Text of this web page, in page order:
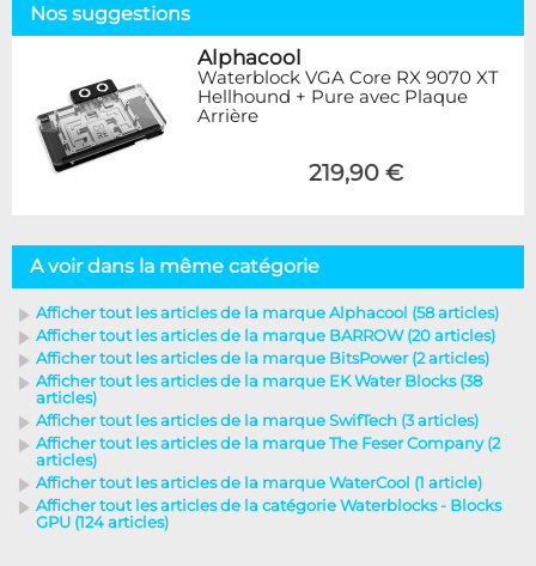
Nos suggestions
Alphacool
Waterblock VGA Core RX 9070 XT
Hellhound + Pure avec Plaque
Arrière
219,90 €
A voir dans la même catégorie
Afficher tout les articles de la marque Alphacool (58 articles)
Afficher tout les articles de la marque BARROW (20 articles)
Afficher tout les articles de la marque BitsPower (2 articles)
Afficher tout les articles de la marque EK Water Blocks (38
articles)
Afficher tout les articles de la marque SwifTech (3 articles)
Afficher tout les articles de la marque The Feser Company (2
articles)
Afficher tout les articles de la marque WaterCool (1 article)
Afficher tout les articles de la catégorie Waterblocks - Blocks
GPU (124 articles)